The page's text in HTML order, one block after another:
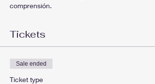
comprensión.
Tickets
Sale ended
Ticket type